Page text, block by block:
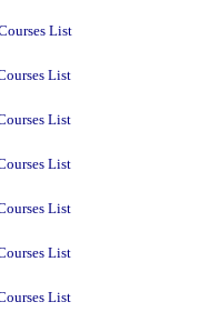
List
List
List
List
List
List
List